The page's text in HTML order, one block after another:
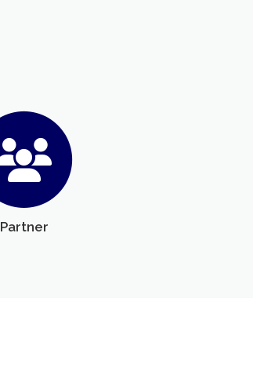
Partner